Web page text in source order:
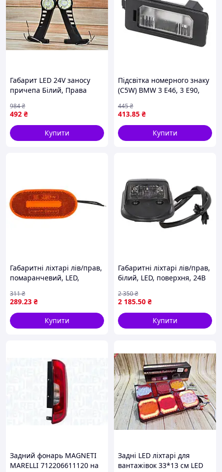
Габарит LED 24V заносу
причепа Білий, Права
(РОЖКИ)
492 ₴
984₴
Купити
Підсвітка номерного знаку
(C5W) BMW 3 E46, 3 E90,
E71, E72 12.97-06.14 TYC
15-0293-00-9
413.85 ₴
445₴
Купити
Габаритні ліхтарі лів/прав,
помаранчевий, LED,
106,5мм, глибина 7,8мм,
випукла, довжина провода
220мм,
289.23 ₴
311₴
Купити
Габаритні ліхтарі лів/прав,
білий, LED, поверхня, 24В
VIGNAL 123000
2 185.50 ₴
2 350₴
Купити
Задний фонарь MAGNETI
MARELLI 712206611120 на
Задні LED ліхтарі для
вантажівок 33*13 см LED